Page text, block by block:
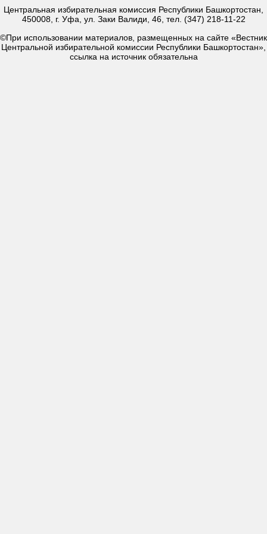
Центральная избирательная комиссия Республики Башкортостан,
450008, г. Уфа, ул. Заки Валиди, 46, тел. (347) 218-11-22
©При использовании материалов, размещенных на сайте «Вестник
Центральной избирательной комиссии Республики Башкортостан»,
ссылка на источник обязательна